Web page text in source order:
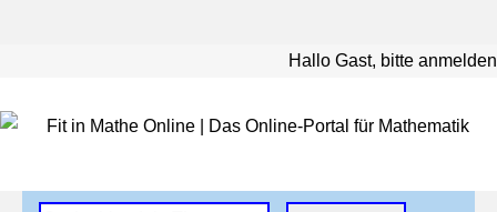
Hallo Gast, bitte anmelden